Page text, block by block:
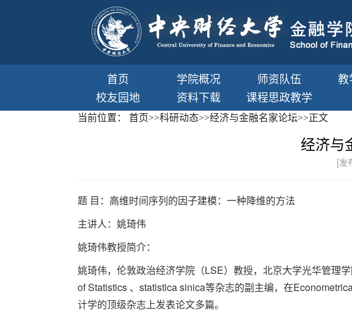
首页 学院概况 师资队伍 教
校友园地
资料下载 课程思政教学
当前位置： 首页>>科研动态>>经济与金融名家论坛>>正文
经济与
[发
题 目：高维时间序列的因子建模：一种降维的方法
主讲人：姚琦伟
姚琦伟教授简介：
姚琦伟，伦敦政治经济学院（LSE）教授，北京大学光华管理
of Statistics 、statistica sinica等杂志的副主编，在
计学的顶级杂志上发表论文多篇。